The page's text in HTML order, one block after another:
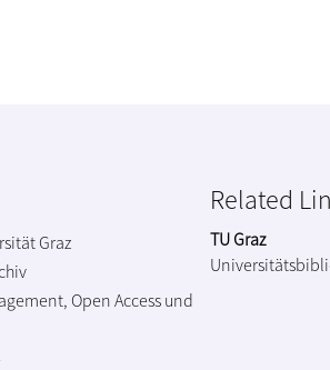
Graz
Open Access und
Related
TU Graz